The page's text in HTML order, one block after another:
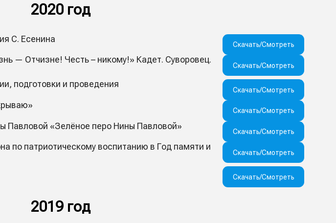
2020 год
С. Есенина
Скачать/Смотреть
— Отчизне! Честь – никому!» Кадет. Суворовец.
Скачать/Смотреть
подготовки и проведения
Скачать/Смотреть
Скачать/Смотреть
Павловой «Зелёное перо Нины Павловой»
Скачать/Смотреть
по патриотическому воспитанию в Год памяти и
Скачать/Смотреть
Скачать/Смотреть
2019 год